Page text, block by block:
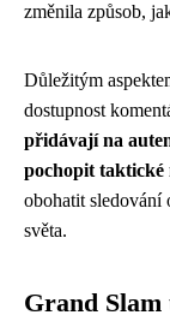
změnila způsob,
Důležitým
dostupnost
přidávají na
pochopit taktické
obohatit sledování
světa.
Grand